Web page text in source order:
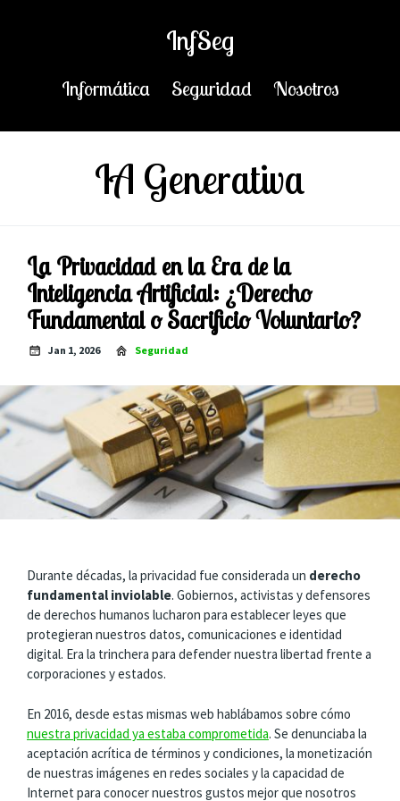
InfSeg
Informática Seguridad Nosotros
IA Generativa
La Privacidad en la Era de la
Inteligencia Artificial: ¿Derecho
Fundamental o Sacrificio Voluntario?
Jan 1, 2026 Seguridad
Durante décadas, la privacidad fue considerada un derecho
fundamental inviolable. Gobiernos, activistas y defensores
de derechos humanos lucharon para establecer leyes que
protegieran nuestros datos, comunicaciones e identidad
digital. Era la trinchera para defender nuestra libertad frente a
corporaciones y estados.
En 2016, desde estas mismas web hablábamos sobre cómo
nuestra privacidad ya estaba comprometida. Se denunciaba la
aceptación acrítica de términos y condiciones, la monetización
de nuestras imágenes en redes sociales y la capacidad de
Internet para conocer nuestros gustos mejor que nosotros